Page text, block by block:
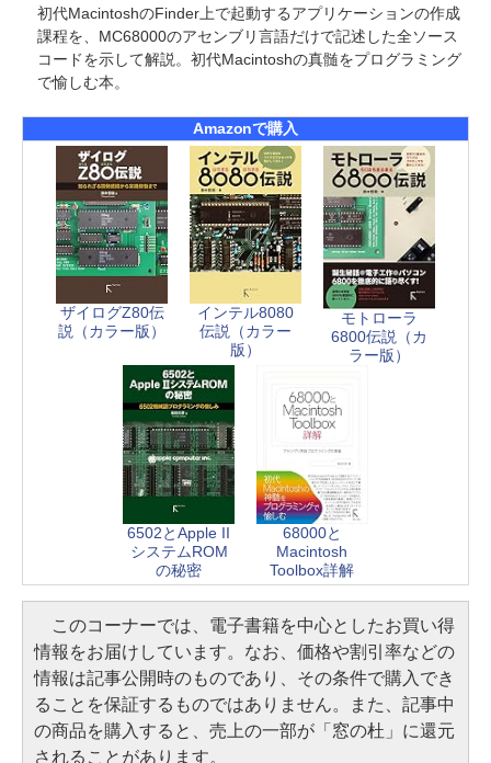
初代MacintoshのFinder上で起動するアプリケーションの作成
課程を、MC68000のアセンブリ言語だけで記述した全ソース
コードを示して解説。初代Macintoshの真髄をプログラミング
で愉しむ本。
Amazonで購入
ザイログZ80伝
説（カラー版）
インテル8080
伝説（カラー
版）
モトローラ
6800伝説（カ
ラー版）
6502とApple II
システムROM
の秘密
68000と
Macintosh
Toolbox詳解
このコーナーでは、電子書籍を中心としたお買い得
情報をお届けしています。なお、価格や割引率などの
情報は記事公開時のものであり、その条件で購入でき
ることを保証するものではありません。また、記事中
の商品を購入すると、売上の一部が「窓の杜」に還元
されることがあります。